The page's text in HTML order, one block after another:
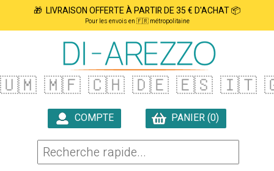
🎁 LIVRAISON OFFERTE À PARTIR DE 35 € D'ACHAT 📦
Pour les envois en 🇫🇷 métropolitaine
🇺🇲 🇲🇫 🇨🇭 🇩🇪 🇪🇸 🇮🇹
COMPTE
PANIER (0)